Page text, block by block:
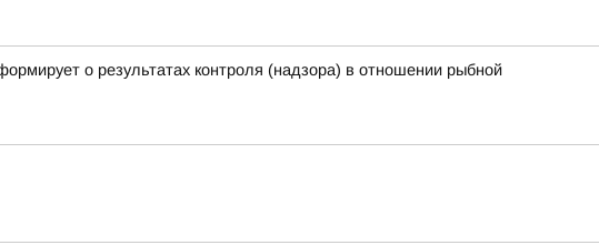
о результатах контроля (надзора) в отношении рыбной